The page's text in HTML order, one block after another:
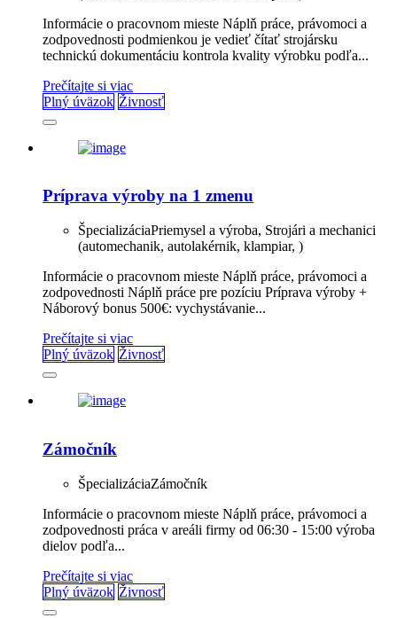
Informácie o pracovnom mieste Náplň práce, právomoci a
zodpovednosti podmienkou je vedieť čítať strojársku
technickú dokumentáciu kontrola kvality výrobku podľa...
Prečítajte si viac
Plný úväzok Živnosť
Príprava výroby na 1 zmenu
ŠpecializáciaPriemysel a výroba, Strojári a mechanici
(automechanik, autolakérnik, klampiar, )
Informácie o pracovnom mieste Náplň práce, právomoci a
zodpovednosti Náplň práce pre pozíciu Príprava výroby +
Náborový bonus 500€: vychystávanie...
Prečítajte si viac
Plný úväzok Živnosť
Zámočník
ŠpecializáciaZámočník
Informácie o pracovnom mieste Náplň práce, právomoci a
zodpovednosti práca v areáli firmy od 06:30 - 15:00 výroba
dielov podľa...
Prečítajte si viac
Plný úväzok Živnosť